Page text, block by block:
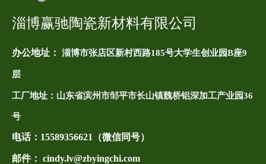
淄博赢驰陶瓷新材料有限公司
办公地址： 淄博市张店区新村西路185号大学生创业园B座9
层
工厂地址： 山东省滨州市邹平市长山镇魏桥铝深加工产业园36
号
电话： 15589356621（微信同号）
邮件： cindy.lv@zbyingchi.com